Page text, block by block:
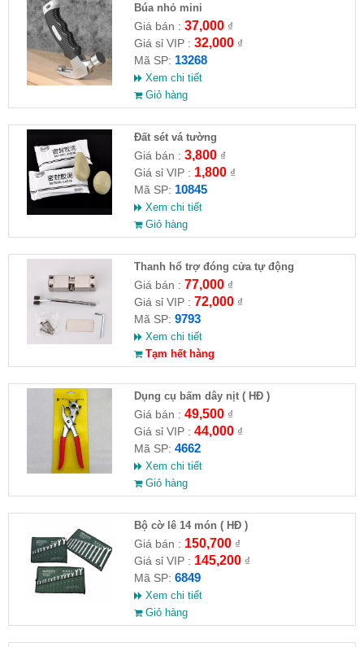
Búa nhỏ mini
Giá bán : 37,000₫
Giá sỉ VIP : 32,000₫
Mã SP: 13268
Xem chi tiết
Giỏ hàng
Đất sét vá tường
Giá bán : 3,800₫
Giá sỉ VIP : 1,800₫
Mã SP: 10845
Xem chi tiết
Giỏ hàng
Thanh hổ trợ đóng cửa tự động
Giá bán : 77,000₫
Giá sỉ VIP : 72,000₫
Mã SP: 9793
Xem chi tiết
Tạm hết hàng
Dụng cụ bấm dây nịt ( HĐ )
Giá bán : 49,500₫
Giá sỉ VIP : 44,000₫
Mã SP: 4662
Xem chi tiết
Giỏ hàng
Bộ cờ lê 14 món ( HĐ )
Giá bán : 150,700₫
Giá sỉ VIP : 145,200₫
Mã SP: 6849
Xem chi tiết
Giỏ hàng